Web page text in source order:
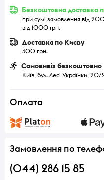
Безкоштовна доставка
при сумі замовлення від
від 1000 грн.
Доставка по Києву
300 грн.
Самовивіз безкоштовно
Київ, бул. Лесі Українки, 20/
Оплата
Замовлення по
(044) 286 15 85